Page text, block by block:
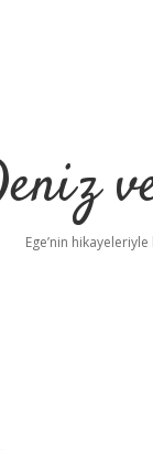
Ege’nin